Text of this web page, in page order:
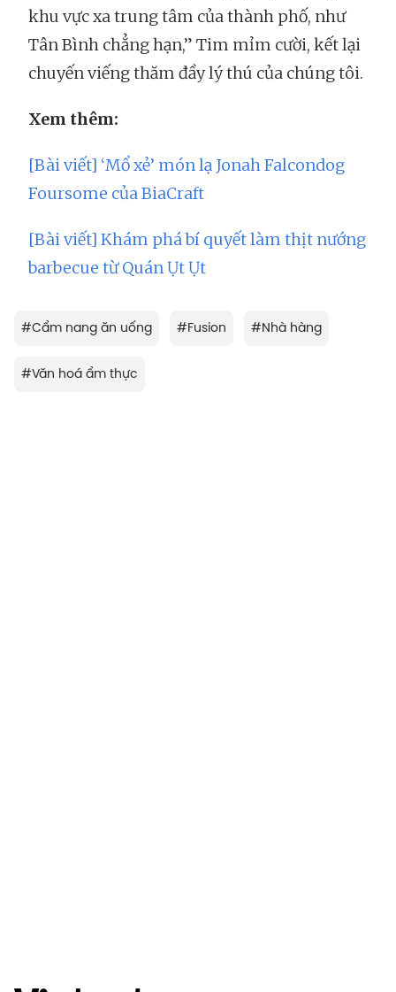
khu vực xa trung tâm của thành phố, như
Tân Bình chẳng hạn,” Tim mỉm cười, kết lại
chuyến viếng thăm đầy lý thú của chúng tôi.
Xem thêm:
[Bài viết] ‘Mổ xẻ’ món lạ Jonah Falcondog
Foursome của BiaCraft
[Bài viết] Khám phá bí quyết làm thịt nướng
barbecue từ Quán Ụt Ụt
#Cẩm nang ăn uống #Fusion #Nhà hàng
#Văn hoá ẩm thực